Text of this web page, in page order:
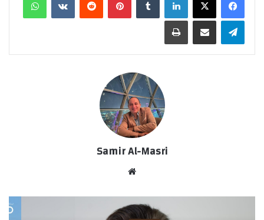
Samir Al-Masri
الوي
ب